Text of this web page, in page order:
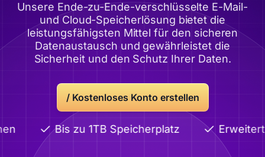
Unsere Ende-zu-Ende-verschlüsselte E-Mail-
und Cloud-Speicherlösung bietet die
leistungsfähigsten Mittel für den sicheren
Datenaustausch und gewährleistet die
Sicherheit und den Schutz Ihrer Daten.
/ Kostenloses Konto erstellen
Bis zu 1TB Speicherplatz Erweiterte